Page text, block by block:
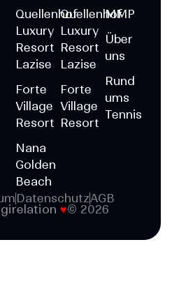
Quellenhof
Luxury
Resort
Lazise
Forte
Village
Resort
Nana
Golden
Beach
Quellenhof
Luxury
Resort
Lazise
Forte
Village
Resort
MMP
Über
uns
Rund
ums
Tennis
DatenschutzAGB
♥© 2026